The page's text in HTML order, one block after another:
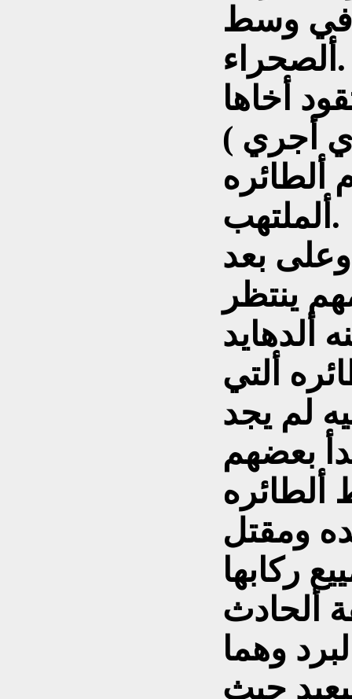
في وسط
ألصحراء.
أخاها
أجري )
ألطائره
ألملتهب.
بعد
ينتظر
ألدهايد
ألتي
لم يجد
بعضهم
ومقتل
ألحادث
وهما
حيث